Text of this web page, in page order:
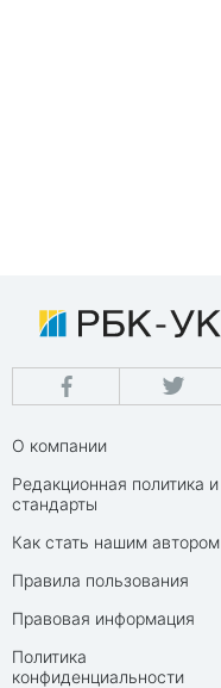
О компании
Редакционная политика и
стандарты
Как стать нашим автором
Правила пользования
Правовая информация
Политика
конфиденциальности